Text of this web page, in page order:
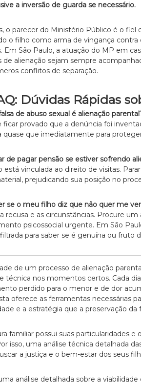
a inversão de guarda se necessário.
o parecer do Ministério Público é o
o filho como arma de vingança
Em São Paulo, a atuação do MP em
de alienação sejam sempre
conflitos de separação.
Dúvidas Rápidas
de abuso sexual é alienação
ficar provado que a denúncia foi
quase que imediatamente para
de pagar pensão se estiver sofrendo
está vinculada ao direito de visitas.
prejudicando sua posição no
se o meu filho diz que não quer me
recusa e as circunstâncias. Procure
psicossocial urgente. Em São
para saber se é genuína ou fruto
de um processo de alienação
técnica nos momentos certos. Cada
perdido para o menor e de dor
oferece as ferramentas necessárias
e a estratégia que a preservação da
familiar possui suas particularidades
isso, uma análise técnica detalhada
a justiça e o bem-estar dos seus
análise detalhada sobre a